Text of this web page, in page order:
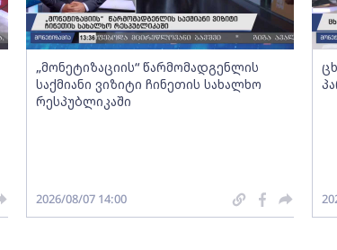
„მონეტიზაციის“ წარმომადგენლის
საქმიანი ვიზიტი ჩინეთის სახალხო
რესპუბლიკაში
2026/08/07 14:00